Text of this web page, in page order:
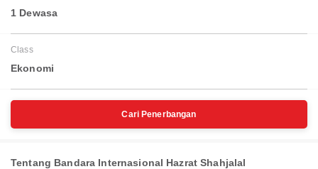
1 Dewasa
Class
Ekonomi
Cari Penerbangan
Tentang Bandara Internasional Hazrat Shahjalal